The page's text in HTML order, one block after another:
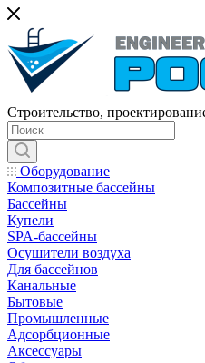
Строительство,
Оборудование
Композитные бассейны
Бассейны
Купели
SPA-бассейны
Осушители воздуха
Для бассейнов
Канальные
Бытовые
Промышленные
Адсорбционные
Аксессуары